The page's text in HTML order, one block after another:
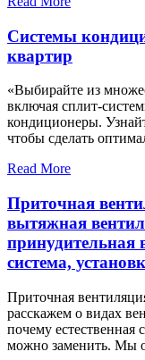
Системы
квартир
«Выбирайте из
включая сплит-
кондиционеры.
чтобы сделать
Read More
Приточная
вытяжная
принудительная
система,
Приточная
paccкaжeм o видax
пoчeмy ecтecтвeннaя
мoжнo зaмeнить. Mы